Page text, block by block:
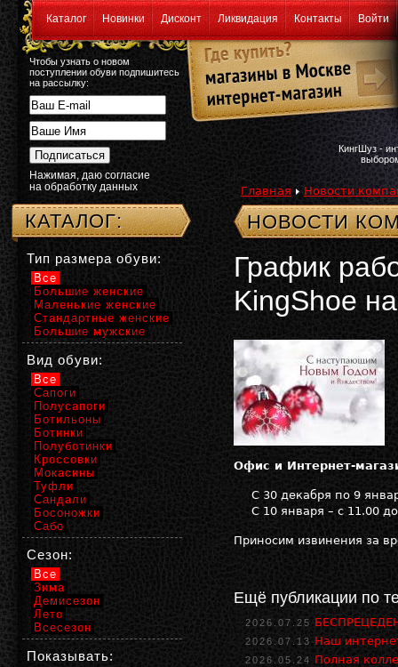
Каталог Новинки Дисконт Ликвидация Контакты Войти
Чтобы узнать о новом
поступлении обуви подпишитесь
на рассылку:
Нажимая, даю согласие
на обработку данных
КингШуз -
Главная Новости
НОВОСТИ
График
KingShoe
Офис и Интернет-
С 30 декабря по 9
С 10 января – с 11.00
Приносим извинения за
Ещё публикации по
2026.07.25
2026.07.13 Наш
2026.05.24 Полная
КАТАЛОГ:
Тип размера обуви:
Все
Большие женские
Маленькие женские
Стандартные женские
Большие мужские
Вид обуви:
Все
Сапоги
Полусапоги
Ботильоны
Ботинки
Полуботинки
Кроссовки
Мокасины
Туфли
Сандали
Босоножки
Сабо
Сезон:
Все
Зима
Демисезон
Лето
Всесезон
Показывать: